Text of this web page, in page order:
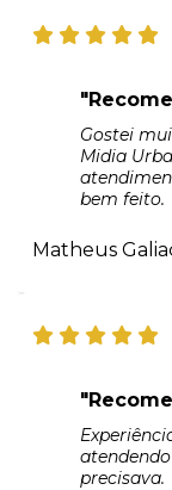
Gostei
Midia
bem feito.
Matheus
precisava.